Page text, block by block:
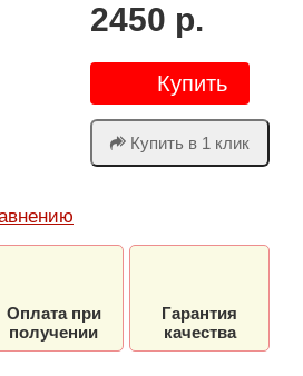
2450 р.
Купить
Купить в 1 клик
Оплата при
получении
Гарантия
качества